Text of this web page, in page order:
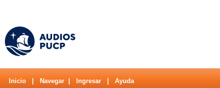
Inicio Navegar Ingresar Ayuda